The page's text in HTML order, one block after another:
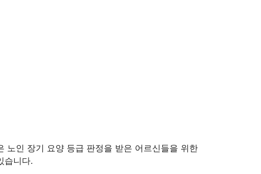
노인 장기 요양 등급 판정을 받은 어르신들을 위한
습니다.